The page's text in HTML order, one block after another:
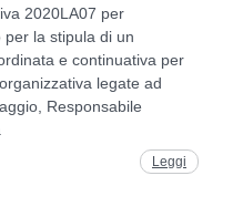
2020LA07 per
per la stipula di un
e continuativa per
legate ad
Responsabile
Leggi